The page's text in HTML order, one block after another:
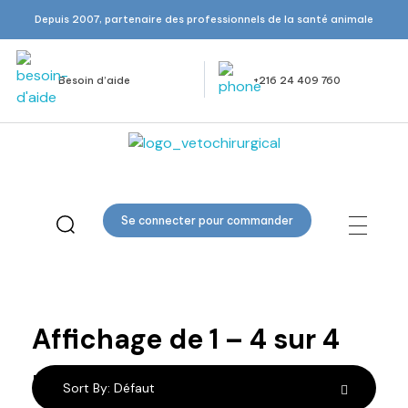
Depuis 2007, partenaire des professionnels de la santé animale
Besoin d’aide +216 24 409 760
Veto Chirurgical
Se connecter pour commander
Affichage de 1 – 4 sur 4
résultats
Sort By: Défaut